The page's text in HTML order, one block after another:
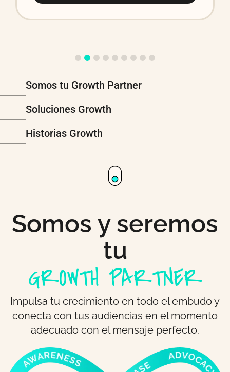
Somos tu Growth Partner
Soluciones Growth
Historias Growth
Somos y seremos
tu
GROWTH PARTNER
Impulsa tu crecimiento en todo el embudo y
conecta con tus audiencias en el momento
adecuado con el mensaje perfecto.